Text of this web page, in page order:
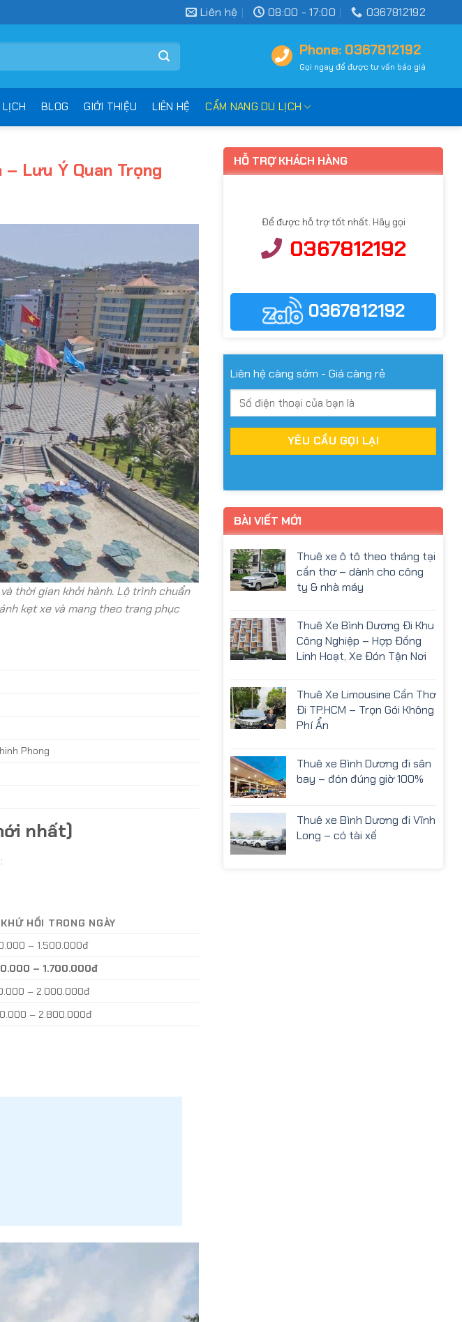
Liên hệ 08:00 - 17:00 0367812192
Phone: 0367812192
Gọi ngay để được tư vấn báo giá
LỊCH BLOG GIỚI THIỆU LIÊN HỆ CẨM NANG DU LỊCH
Lưu Ý Quan Trọng
thời gian khởi hành. Lộ trình chuẩn
kẹt xe và mang theo trang phục
Phong
nhất)
HỒI TRONG NGÀY
– 1.500.000đ
– 1.700.000đ
– 2.000.000đ
– 2.800.000đ
HỖ TRỢ KHÁCH HÀNG
Để được hỗ trợ tốt nhất. Hãy gọi
0367812192
0367812192
Liên hệ càng sớm - Giá càng rẻ
BÀI VIẾT MỚI
Thuê xe ô tô theo tháng tại
cần thơ – dành cho công
ty & nhà máy
Thuê Xe Bình Dương Đi Khu
Công Nghiệp – Hợp Đồng
Linh Hoạt, Xe Đón Tận Nơi
Thuê Xe Limousine Cần Thơ
Đi TP.HCM – Trọn Gói Không
Phí Ẩn
Thuê xe Bình Dương đi sân
bay – đón đúng giờ 100%
Thuê xe Bình Dương đi Vĩnh
Long – có tài xế